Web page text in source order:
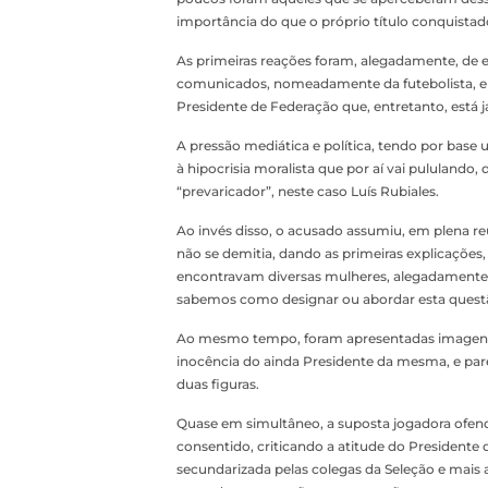
importância do que o próprio título
As primeiras reações foram, alegadamente,
comunicados, nomeadamente da futebolista,
Presidente de Federação que, entretanto, está
A pressão mediática e política, tendo por base
à hipocrisia moralista que por aí vai pululando,
“prevaricador”, neste caso Luís Rubiales.
Ao invés disso, o acusado assumiu, em plena
não se demitia, dando as primeiras
encontravam diversas mulheres,
sabemos como designar ou abordar esta
Ao mesmo tempo, foram apresentadas
inocência do ainda Presidente da mesma, e
duas figuras.
Quase em simultâneo, a suposta jogadora
consentido, criticando a atitude do Presidente
secundarizada pelas colegas da Seleção e